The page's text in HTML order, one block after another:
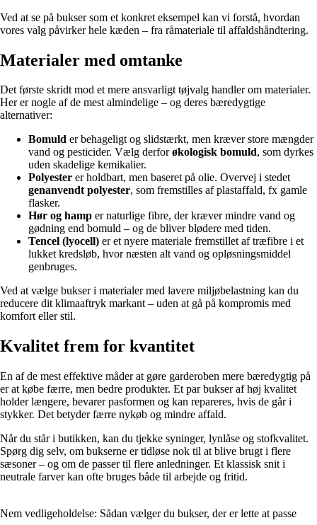
Ved at se på bukser som et konkret eksempel kan vi forstå, hvordan
vores valg påvirker hele kæden – fra råmateriale til affaldshåndtering.
Materialer med omtanke
Det første skridt mod et mere ansvarligt tøjvalg handler om materialer.
Her er nogle af de mest almindelige – og deres bæredygtige
alternativer:
Bomuld er behageligt og slidstærkt, men kræver store mængder
vand og pesticider. Vælg derforøkologisk bomuld, som dyrkes
uden skadelige kemikalier.
Polyester er holdbart, men baseret på olie. Overvej i stedet
genanvendt polyester, som fremstilles af plastaffald, fx gamle
flasker.
Hør og hamp er naturlige fibre, der kræver mindre vand og
gødning end bomuld – og de bliver blødere med tiden.
Tencel (lyocell) er et nyere materiale fremstillet af træfibre i et
lukket kredsløb, hvor næsten alt vand og opløsningsmiddel
genbruges.
Ved at vælge bukser i materialer med lavere miljøbelastning kan du
reducere dit klimaaftryk markant – uden at gå på kompromis med
komfort eller stil.
Kvalitet frem for kvantitet
En af de mest effektive måder at gøre garderoben mere bæredygtig på
er at købe færre, men bedre produkter. Et par bukser af høj kvalitet
holder længere, bevarer pasformen og kan repareres, hvis de går i
stykker. Det betyder færre nykøb og mindre affald.
Når du står i butikken, kan du tjekke syninger, lynlåse og stofkvalitet.
Spørg dig selv, om bukserne er tidløse nok til at blive brugt i flere
sæsoner – og om de passer til flere anledninger. Et klassisk snit i
neutrale farver kan ofte bruges både til arbejde og fritid.
Nem vedligeholdelse: Sådan vælger du bukser, der er lette at passe